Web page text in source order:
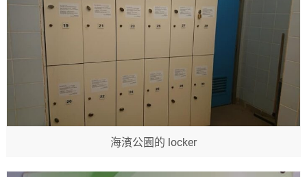
海濱公園的 locker